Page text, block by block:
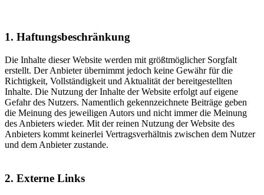
1. Haftungsbeschränkung
Die Inhalte dieser Website werden mit größtmöglicher Sorgfalt
erstellt. Der Anbieter übernimmt jedoch keine Gewähr für die
Richtigkeit, Vollständigkeit und Aktualität der bereitgestellten
Inhalte. Die Nutzung der Inhalte der Website erfolgt auf eigene
Gefahr des Nutzers. Namentlich gekennzeichnete Beiträge geben
die Meinung des jeweiligen Autors und nicht immer die Meinung
des Anbieters wieder. Mit der reinen Nutzung der Website des
Anbieters kommt keinerlei Vertragsverhältnis zwischen dem Nutzer
und dem Anbieter zustande.
2. Externe Links